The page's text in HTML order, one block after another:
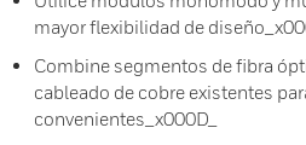
mayor flexibilidad de
Combine segmentos de fibra
cableado de cobre existentes
convenientes_x000D_